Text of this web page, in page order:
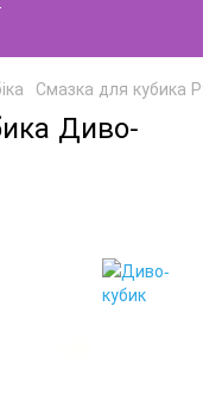
Смазка для кубика
Диво-